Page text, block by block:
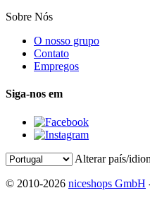
Sobre Nós
O nosso grupo
Contato
Empregos
Siga-nos em
Alterar país/
© 2010-2026 niceshops GmbH